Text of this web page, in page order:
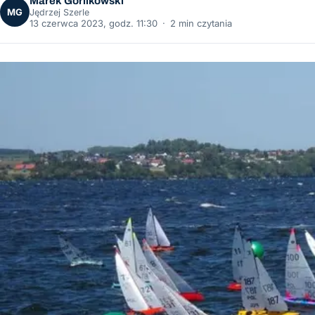
MG Jędrzej Szerle
13 czerwca 2023, godz. 11:30 · 2 min czytania